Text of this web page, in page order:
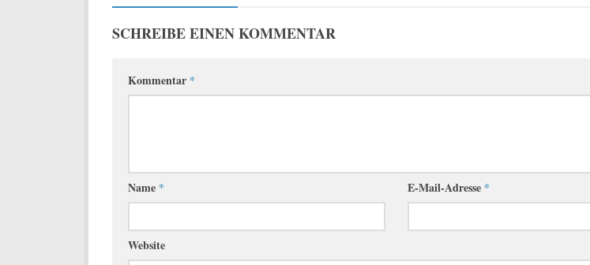
SCHREIBE EINEN KOMMENTAR
Kommentar *
Name * E-Mail-Adresse *
Website